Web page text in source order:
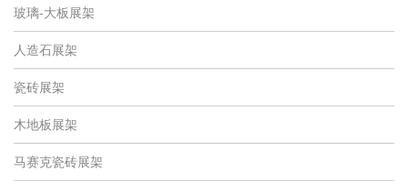
玻璃-大板展架
人造石展架
瓷砖展架
木地板展架
马赛克瓷砖展架